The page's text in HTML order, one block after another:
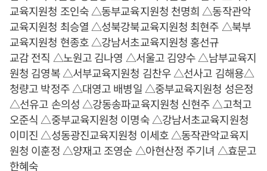
교육지원청 조인숙 △동부교육지원청 천명희 △동작관악
교육지원청 최승열 △성북강북교육지원청 최현주 △북부
교육지원청 현종호 △강남서초교육지원청 홍선규
교감 전직 △노원고 김나영 △서울고 김양수 △남부교육지
원청 김영복 △서부교육지원청 김찬우 △선사고 김해용△
청량고 박정주 △대영고 배병일 △중부교육지원청 성은정
△선유고 손의성 △강동송파교육지원청 신현주 △고척고
오준식 △중부교육지원청 이명숙 △강남서초교육지원청
이미진 △성동광진교육지원청 이세호 △동작관악교육지
원청 이훈정 △양재고 조영순 △아현산정 주기녀 △효문고
한혜숙